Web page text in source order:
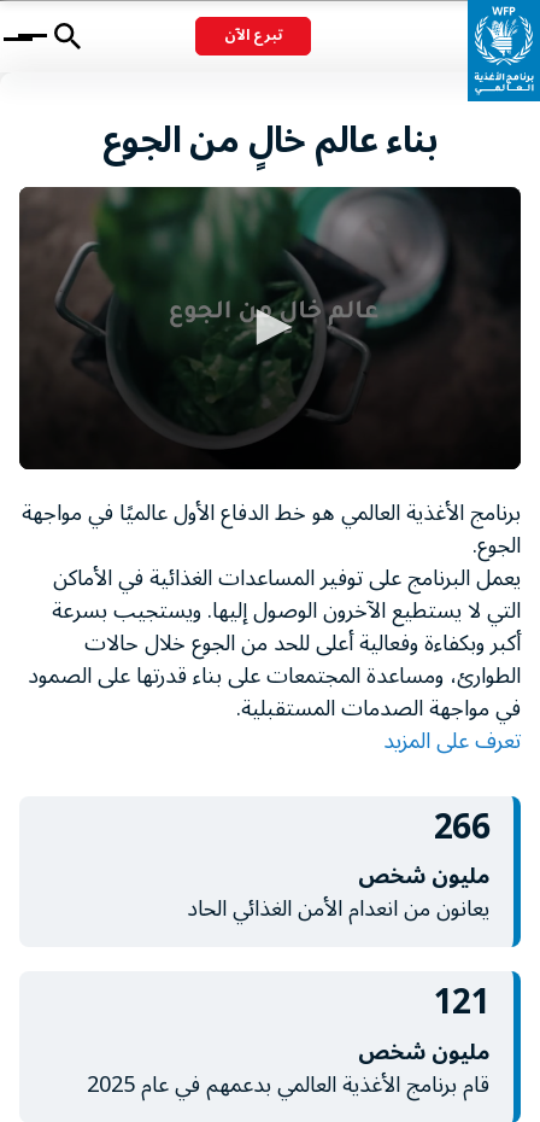
تبرع الآن Menu
بناء عالم خالٍ من الجوع
of
seconds
برنامج الأغذية العالمي هو خط الدفاع الأول عالميًا في مواجهة
الجوع.
يعمل البرنامج على توفير المساعدات الغذائية في الأماكن
التي لا يستطيع الآخرون الوصول إليها. ويستجيب بسرعة
أكبر وبكفاءة وفعالية أعلى للحد من الجوع خلال حالات
الطوارئ، ومساعدة المجتمعات على بناء قدرتها على الصمود
في مواجهة الصدمات المستقبلية.
تعرف على المزيد
266
مليون شخص
يعانون من انعدام الأمن الغذائي الحاد
121
مليون شخص
قام برنامج الأغذية العالمي بدعمهم في عام 2025